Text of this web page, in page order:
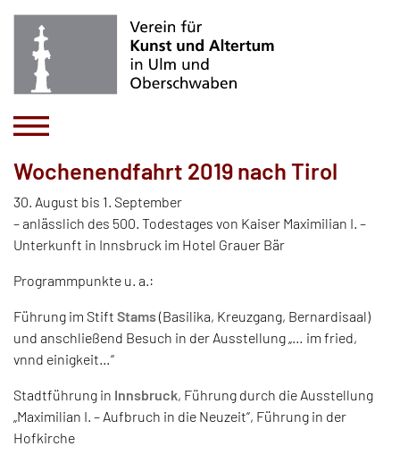
Wochenendfahrt 2019 nach Tirol
30. August bis 1. September
– anlässlich des 500. Todestages von Kaiser Maximilian I. –
Unterkunft in Innsbruck im Hotel Grauer Bär
Programmpunkte u. a.:
Führung im Stift Stams(Basilika, Kreuzgang, Bernardisaal)
und anschließend Besuch in der Ausstellung „… im fried,
vnnd einigkeit…“
Stadtführung in Innsbruck, Führung durch die Ausstellung
„Maximilian I. – Aufbruch in die Neuzeit“, Führung in der
Hofkirche